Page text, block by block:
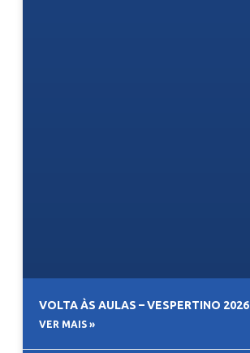
VOLTA ÀS AULAS – VESPERTINO 2026
VER MAIS »